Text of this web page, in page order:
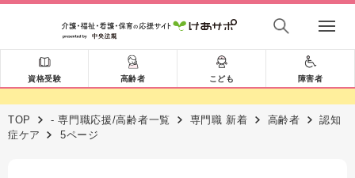
資格受験 高齢者 こども 障害者
TOP - 専門職応援/高齢者一覧 専門職 新着 高齢者
認知
症ケア
5ページ